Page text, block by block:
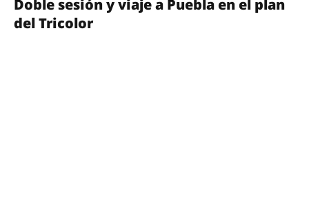
Doble sesión y viaje a Puebla en el plan
del Tricolor